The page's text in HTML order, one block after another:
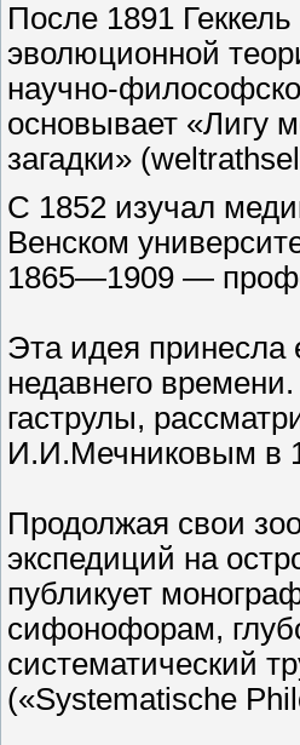
После 1891
эволюционной
научно-
основывает «Лигу
загадки»
С 1852 изучал
Венском
1865—1909 —
Эта идея принесла
недавнего
гаструлы,
И.И.Мечниковым в
Продолжая свои
экспедиций на
публикует
сифонофорам,
систематический
(«Systematische